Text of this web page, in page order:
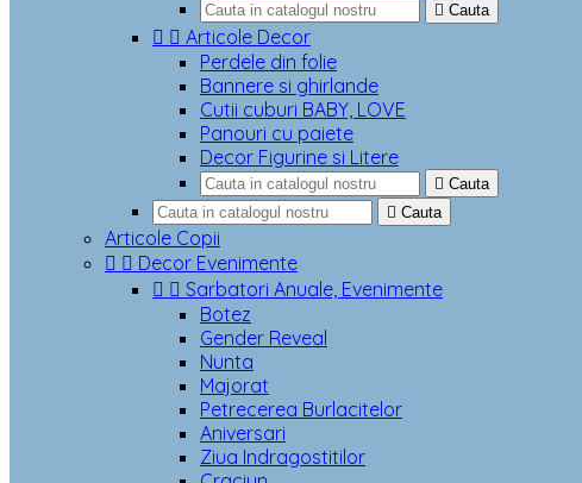
 Cauta
  Articole Decor
Perdele din folie
Bannere si ghirlande
Cutii cuburi BABY, LOVE
Panouri cu paiete
Decor Figurine si Litere
 Cauta
 Cauta
Articole Copii
  Decor Evenimente
  Sarbatori Anuale, Evenimente
Botez
Gender Reveal
Nunta
Majorat
Petrecerea Burlacitelor
Aniversari
Ziua Indragostitilor